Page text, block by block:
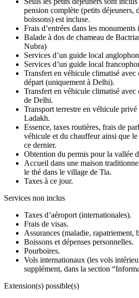
pension complète (petits déjeuners,
boissons) est incluse.
Frais d’entrées dans les
Balade à dos de chameau de
Nubra)
Services d’un guide local
Services d’un guide local
Transfert en véhicule climatisé avec
départ (uniquement à Delhi).
Transfert en véhicule climatisé
de Delhi.
Transport terrestre en véhicule
Ladakh.
Essence, taxes routières, frais de
véhicule et du chauffeur ainsi que le
ce dernier.
Obtention du permis pour la vallée
Accueil dans une maison
le thé dans le village de Tia.
Taxes à ce jour.
Services non inclus
Taxes d’aéroport (internationales).
Frais de visas.
Assurances (maladie,
Boissons et dépenses personnelles.
Pourboires.
Vols internationaux (les vols
supplément, dans la section
Extension(s) possible(s)